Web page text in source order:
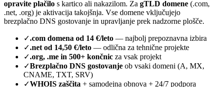
opravite plačilo s kartico ali nakazilom. Za gTLD domene (.com,
.net, .org) je aktivacija takojšnja. Vse domene vključujejo
brezplačno DNS gostovanje in upravljanje prek nadzorne plošče.
✓.com domena od 14 €/leto — najbolj prepoznavna izbira
✓.net od 14,50 €/leto — odlična za tehnične projekte
✓.org, .me in 500+ končnic za vsak projekt
✓Brezplačno DNS gostovanje ob vsaki domeni (A, MX,
CNAME, TXT, SRV)
✓WHOIS zaščita + samodejna obnova + 24/7 podpora